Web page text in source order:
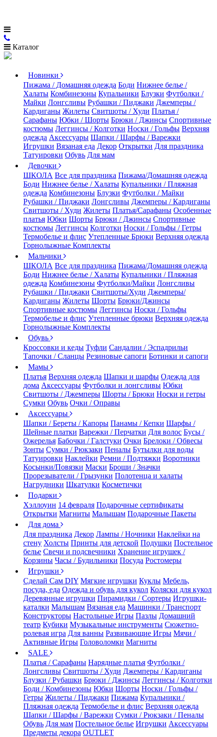
Каталог
Новинки
Пижама / Домашняя одежда Боди Нижнее белье /
Халаты Комбинезоны Купальники Блузки Футболки /
Майки Лонгсливы Рубашки / Пиджаки Джемперы /
Кардиганы Жилеты Свитшоты / Худи Платья /
Сарафаны Юбки / Шорты Брюки / Джинсы Спортивные
костюмы Леггинсы / Колготки Носки / Гольфы Верхняя
одежда Аксессуары Шапки / Шарфы / Варежки
Игрушки Вязаная еда Декор Открытки Для праздника
Татуировки Обувь Для мам
Девочки
ШКОЛА Все для праздника Пижама/Домашняя одежда
Боди Нижнее белье / Халаты Купальники / Пляжная
одежда Комбинезоны Блузки Футболки / Майки
Рубашки / Пиджаки Лонгсливы Джемперы / Кардиганы
Свитшоты / Худи Жилеты Платья/Сарафаны Особенные
платья Юбки Шорты Брюки / Джинсы Спортивные
костюмы Леггинсы Колготки Носки / Гольфы / Гетры
Термобелье и флис Утепленные Брюки Верхняя одежда
Горнолыжные Комплекты
Мальчики
ШКОЛА Все для праздника Пижама/Домашняя одежда
Боди Нижнее белье / Халаты Купальники / Пляжная
одежда Комбинезоны Футболки/Майки Лонгсливы
Рубашки / Пиджаки Свитшоты/Худи Джемперы/
Кардиганы Жилеты Шорты Брюки/Джинсы
Спортивные костюмы Леггинсы Носки / Гольфы
Термобелье и флис Утепленные брюки Верхняя одежда
Горнолыжные Комплекты
Обувь
Кроссовки и кеды Туфли Сандалии / Эспадрильи
Тапочки / Сланцы Резиновые сапоги Ботинки и сапоги
Мамы
Платья Верхняя одежда Шапки и шарфы Одежда для
дома Аксессуары Футболки и лонгсливы Юбки
Свитшоты / Джемперы Шорты / Брюки Носки и гетры
Сумки Обувь Очки / Оправы
Аксессуары
Шапки / Береты / Капоры Панамы / Кепки Шарфы /
Шейные платки Варежки / Перчатки Для волос Бусы /
Ожерелья Бабочки / Галстуки Очки Брелоки / Обвесы
Зонты Сумки / Рюкзаки Пеналы Бутылки для воды
Татуировки Наклейки Ремни / Подтяжки Воротники
Косынки/Повязки Маски Броши / Значки
Прорезыватели / Грызунки Полотенца и халаты
Нагрудники Шкатулки Косметички
Подарки
Хэллоуин 14 февраля Подарочные сертификаты
Открытки Магниты Малышам Подарочные Пакеты
Для дома
Для праздника Декор Лампы / Ночники Наклейки на
стену Холсты Принты для детской Подушки Постельное
белье Свечи и подсвечники Хранение игрушек /
Корзины Часы / Будильники Посуда Ростомеры
Игрушки
Сделай Сам DIY Мягкие игрушки Куклы Мебель,
посуда, еда Одежда и обувь для кукол Коляски для кукол
Деревянные игрушки Пирамидки / Сортеры Игрушки-
каталки Малышам Вязаная еда Машинки / Транспорт
Конструкторы Настольные Игры Пазлы Домашний
театр Кубики Музыкальные инструменты Сюжетно-
ролевая игра Для ванны Развивающие Игры Мячи /
Активные Игры Головоломки Магниты
SALE
Платья / Сарафаны Нарядные платья Футболки /
Лонгсливы Свитшоты / Худи Джемперы / Кардиганы
Блузки / Рубашки Брюки / Джинсы Леггинсы / Колготки
Боди / Комбинезоны Юбки Шорты Носки / Гольфы /
Гетры Жилеты / Пиджаки Пижама Купальники /
Пляжная одежда Термобелье и флис Верхняя одежда
Шапки / Шарфы / Варежки Сумки / Рюкзаки / Пеналы
Обувь Для мам Постельное белье Игрушки Аксессуары
Предметы декора OUTLET